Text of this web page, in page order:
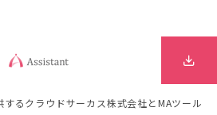
るクラウドサーカス株式会社とMAツール